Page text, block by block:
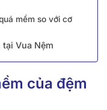
mềm so với cơ
Vua Nệm
của đệm